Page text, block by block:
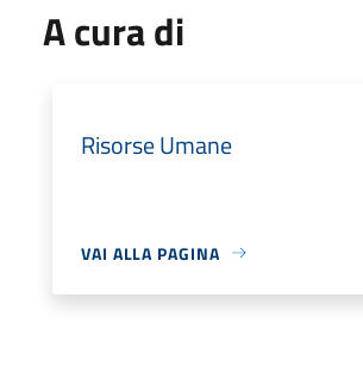
A cura di
Risorse Umane
VAI ALLA PAGINA